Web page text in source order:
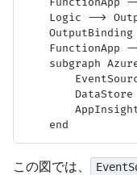
Logic -->
OutputBinding
FunctionApp
subgraph
        DataStore
この図では、